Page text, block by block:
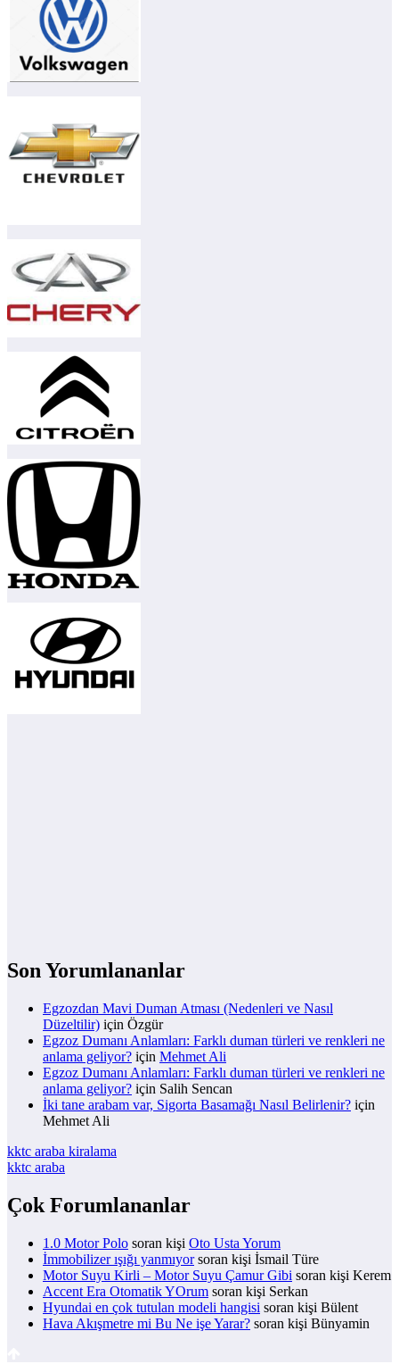
Son Yorumlananlar
Egzozdan Mavi Duman Atması (Nedenleri ve Nasıl
Düzeltilir) için Özgür
Egzoz Dumanı Anlamları: Farklı duman türleri ve renkleri ne
anlama geliyor? için Mehmet Ali
Egzoz Dumanı Anlamları: Farklı duman türleri ve renkleri ne
anlama geliyor? için Salih Sencan
İki tane arabam var, Sigorta Basamağı Nasıl Belirlenir? için
Mehmet Ali
kktc araba kiralama
kktc araba
Çok Forumlananlar
1.0 Motor Polo soran kişi Oto Usta Yorum
İmmobilizer ışığı yanmıyorsoran kişi İsmail Türe
Motor Suyu Kirli – Motor Suyu Çamur Gibi soran kişi Kerem
Accent Era Otomatik YOrum soran kişi Serkan
Hyundai en çok tutulan modeli hangisi soran kişi Bülent
Hava Akışmetre mi Bu Ne işe Yarar? soran kişi Bünyamin